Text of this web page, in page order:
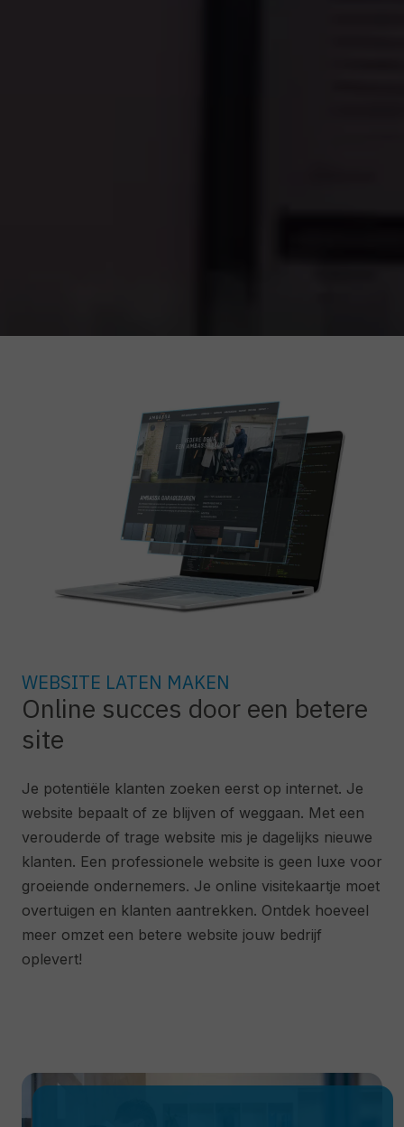
WEBSITE LATEN MAKEN
Online succes door een betere
site
Je potentiële klanten zoeken eerst op internet. Je
website bepaalt of ze blijven of weggaan. Met een
verouderde of trage website mis je dagelijks nieuwe
klanten. Een professionele website is geen luxe voor
groeiende ondernemers. Je online visitekaartje moet
overtuigen en klanten aantrekken. Ontdek hoeveel
meer omzet een betere website jouw bedrijf
oplevert!